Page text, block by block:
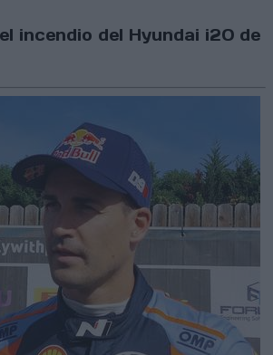
incendio del Hyundai i20 de